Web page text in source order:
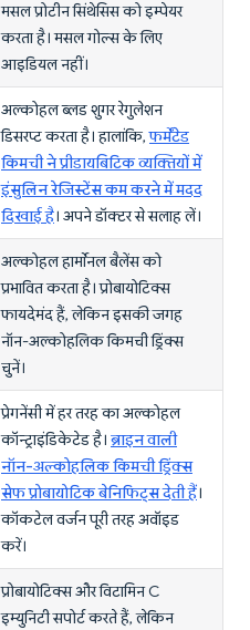
मसल प्रोटीन सिंथेसिस को इम्पेयर
करता है। मसल गोल्स के लिए
आइडियल नहीं।
अल्कोहल ब्लड शुगर रेगुलेशन
डिसरप्ट करता है। हालांकि,फर्मेंटेड
किमची ने प्रीडायबिटिक व्यक्तियों में
इंसुलिन रेजिस्टेंस कम करने में मदद
दिखाई है। अपने डॉक्टर से सलाह लें।
अल्कोहल हार्मोनल बैलेंस को
प्रभावित करता है। प्रोबायोटिक्स
फायदेमंद हैं, लेकिन इसकी जगह
नॉन-अल्कोहलिक किमची ड्रिंक्स
चुनें।
प्रेगनेंसी में हर तरह का अल्कोहल
कॉन्ट्राइंडिकेटेड है। ब्राइन वाली
नॉन-अल्कोहलिक किमची ड्रिंक्स
सेफ प्रोबायोटिक बेनिफिट्स देती हैं।
कॉकटेल वर्जन पूरी तरह अवॉइड
करें।
प्रोबायोटिक्स और विटामिन C
इम्युनिटी सपोर्ट करते हैं, लेकिन